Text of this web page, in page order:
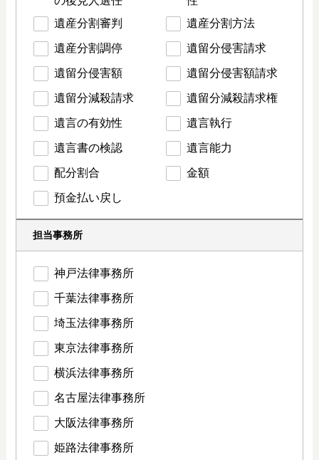
遺産分割審判
遺産分割方法
遺産分割調停 遺留分侵害請求
遺留分侵害額 遺留分侵害額請求
遺留分減殺請求 遺留分減殺請求権
遺言の有効性 遺言執行
遺言書の検認 遺言能力
配分割合 金額
預金払い戻し
担当事務所
神戸法律事務所
千葉法律事務所
埼玉法律事務所
東京法律事務所
横浜法律事務所
名古屋法律事務所
大阪法律事務所
姫路法律事務所